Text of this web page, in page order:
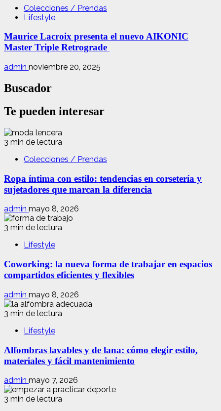
Colecciones / Prendas
Lifestyle
Maurice Lacroix presenta el nuevo AIKONIC
Master Triple Retrograde
admin noviembre 20, 2025
Buscador
Te pueden interesar
3 min de lectura
Colecciones / Prendas
Ropa íntima con estilo: tendencias en corsetería y
sujetadores que marcan la diferencia
admin mayo 8, 2026
3 min de lectura
Lifestyle
Coworking: la nueva forma de trabajar en espacios
compartidos eficientes y flexibles
admin mayo 8, 2026
3 min de lectura
Lifestyle
Alfombras lavables y de lana: cómo elegir estilo,
materiales y fácil mantenimiento
admin mayo 7, 2026
3 min de lectura